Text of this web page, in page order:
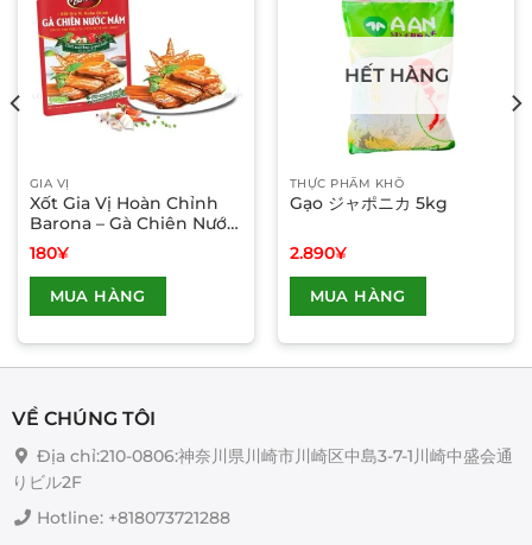
GIA VỊ
Xốt Gia Vị Hoàn Chỉnh
Barona – Gà Chiên Nước
Mắm
180¥
MUA HÀNG
có
nhiều
Các
có
HẾT HÀNG
THỰC PHẨM KHÔ
Gạo ジャポニカ 5kg
2.890¥
MUA HÀNG
VỀ CHÚNG TÔI
Địa chỉ:210-0806:神奈川県川崎市川崎区中島3-7-1川崎中盛会通
りビル2F
Hotline: +818073721288